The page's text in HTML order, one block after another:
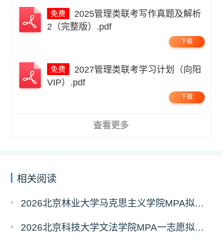
2（完整版）.pdf
下载
VIP）.pdf
下载
查看更多
相关阅读
2026北京林业大学马克思主义学院MPA拟录取分析解读
2026北京科技大学文法学院MPA一志愿拟录取分析解读